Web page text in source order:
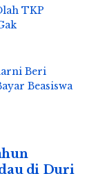
TKP
Beri
Beasiswa
di Duri